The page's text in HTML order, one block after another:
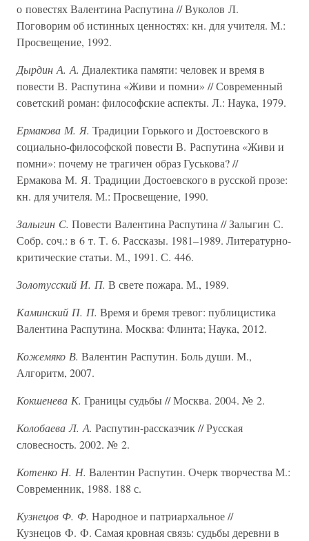
о повестях Валентина Распутина // Вуколов Л.
Поговорим об истинных ценностях: кн. для учителя. М.:
Просвещение, 1992.
Дырдин А. А. Диалектика памяти: человек и время в
повести В. Распутина «Живи и помни» // Современный
советский роман: философские аспекты. Л.: Наука, 1979.
Ермакова М. Я. Традиции Горького и Достоевского в
социально-философской повести В. Распутина «Живи и
помни»: почему не трагичен образ Гуськова? //
Ермакова М. Я. Традиции Достоевского в русской прозе:
кн. для учителя. М.: Просвещение, 1990.
Залыгин С. Повести Валентина Распутина // Залыгин С.
Собр. соч.: в 6 т. Т. 6. Рассказы. 1981–1989. Литературно-
критические статьи. М., 1991. С. 446.
Золотусский И. П. В свете пожара. М., 1989.
Каминский П. П. Время и бремя тревог: публицистика
Валентина Распутина. Москва: Флинта; Наука, 2012.
Кожемяко В. Валентин Распутин. Боль души. М.,
Алгоритм, 2007.
Кокшенева К. Границы судьбы // Москва. 2004. № 2.
Колобаева Л. А. Распутин-рассказчик // Русская
словесность. 2002. № 2.
Котенко Н. Н. Валентин Распутин. Очерк творчества М.:
Современник, 1988. 188 с.
Кузнецов Ф. Ф. Народное и патриархальное //
Кузнецов Ф. Ф. Самая кровная связь: судьбы деревни в